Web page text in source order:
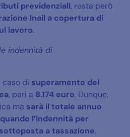
previdenziali, resta però
Inail a copertura di
lavoro.
indennità di
caso di superamento del
, pari a 8.174 euro. Dunque,
ma sarà il totale annuo
l’indennità per
a tassazione.